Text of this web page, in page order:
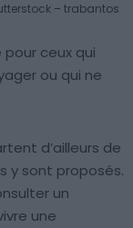
– trabantos
ceux qui
ou qui ne
d’ailleurs de
y sont proposés.
un
une